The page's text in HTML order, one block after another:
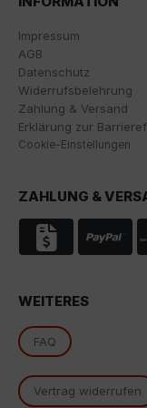
Impressum
AGB
Datenschutz
Widerrufsbelehrung
Zahlung & Versand
Erklärung zur
Cookie-Einstellungen
ZAHLUNG &
WEITERES
FAQ
Vertrag widerrufen
Profilbildung und
Indem Sie das
Cookie
S. 1 lit. a DSGVO
Google
Es besteht
von US-
essenzielle
oben